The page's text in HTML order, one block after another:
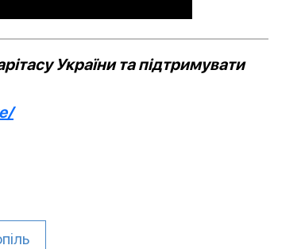
України та підтримувати